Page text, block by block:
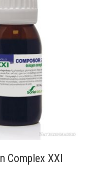
Complex XXI